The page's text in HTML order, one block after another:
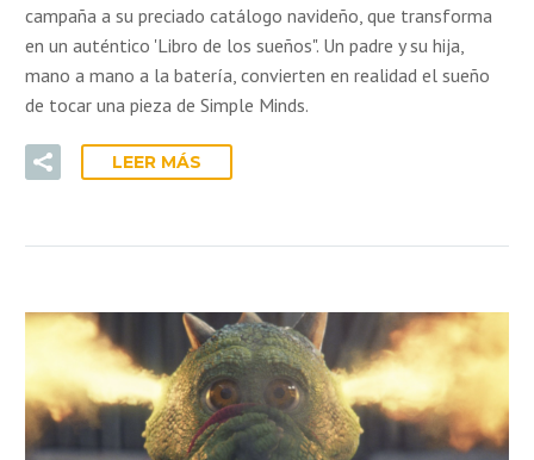
campaña a su preciado catálogo navideño, que transforma
en un auténtico 'Libro de los sueños". Un padre y su hija,
mano a mano a la batería, convierten en realidad el sueño
de tocar una pieza de Simple Minds.
LEER MÁS